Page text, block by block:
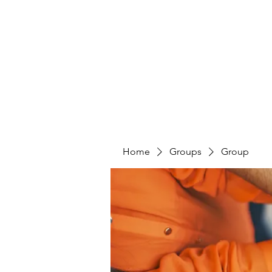
Home Groups Group